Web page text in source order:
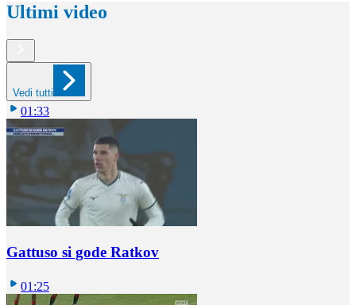
Ultimi video
Vedi tutti
01:33
Gattuso si gode Ratkov
01:25